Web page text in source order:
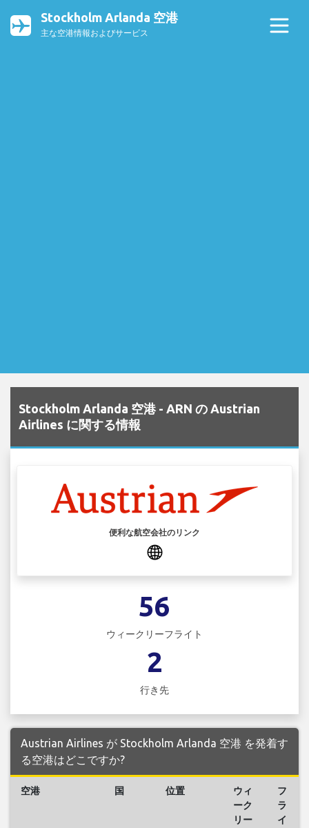
Stockholm Arlanda 空港
主な空港情報およびサービス
Stockholm Arlanda 空港 - ARN の Austrian
Airlines に関する情報
便利な航空会社のリンク
56
ウィークリーフライト
2
行き先
Austrian Airlines が Stockholm Arlanda 空港 を発着す
る空港はどこですか?
空港 国 位置
ウィ
ーク
リー
フ
ラ
イ